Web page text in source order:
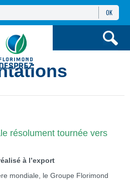
OK
résolument tournée vers
à l’export
mondiale, le Groupe Florimond